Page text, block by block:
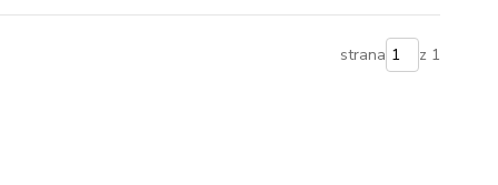
strana z 1